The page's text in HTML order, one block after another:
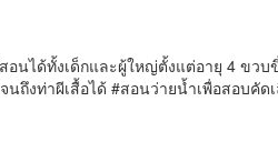
ได้ทั้งเด็กและผู้ใหญ่ตั้งแต่อายุ 4 ขวบ
ถึงท่าผีเสื้อได้ #สอนว่ายน้ำเพื่อสอบ